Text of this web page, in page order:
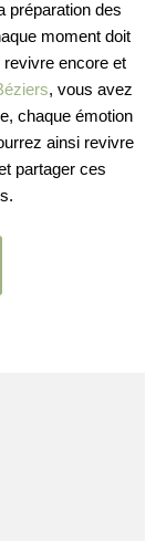
préparation des
moment doit
encore et
, vous avez
chaque émotion
ainsi revivre
partager ces